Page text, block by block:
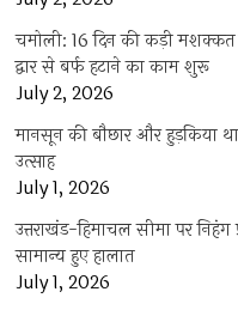
चमोली: 16 दिन की कड़ी
द्वार से बर्फ हटाने का काम शुरू
July 2, 2026
मानसून की बौछार और हुड़किया
उत्साह
July 1, 2026
उत्तराखंड-हिमाचल सीमा पर
सामान्य हुए हालात
July 1, 2026